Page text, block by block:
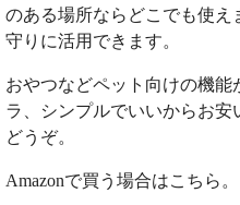
のある場所ならどこでも使
守りに活用できます。
おやつなどペット向けの機能
ラ、シンプルでいいからお
どうぞ。
Amazonで買う場合はこちら。